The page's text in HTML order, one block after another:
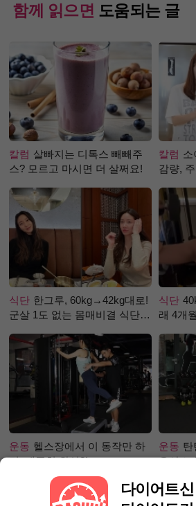
함께 읽으면 도움되는 글
칼럼 살빠지는 디톡스 빼빼주
스? 모르고 마시면 더 살쩌요!
칼럼 소
감량,
식단 한그루, 60kg→42kg대로!
군살 1도 없는 몸매비결 식단
식단
래 4개
운동 헬스장에서 이 동작만 하
면, 애플힙 완성?!
운동 탄
유산소
다이어트